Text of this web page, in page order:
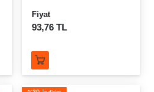
Fiyat
93,76 TL